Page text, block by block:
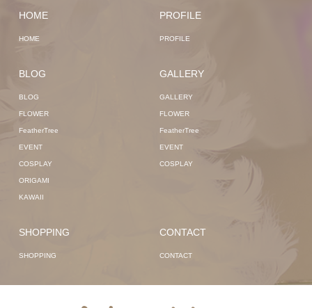
HOME
HOME
PROFILE
PROFILE
BLOG
BLOG
FLOWER
FeatherTree
EVENT
COSPLAY
ORIGAMI
KAWAII
GALLERY
GALLERY
FLOWER
FeatherTree
EVENT
COSPLAY
SHOPPING
SHOPPING
CONTACT
CONTACT